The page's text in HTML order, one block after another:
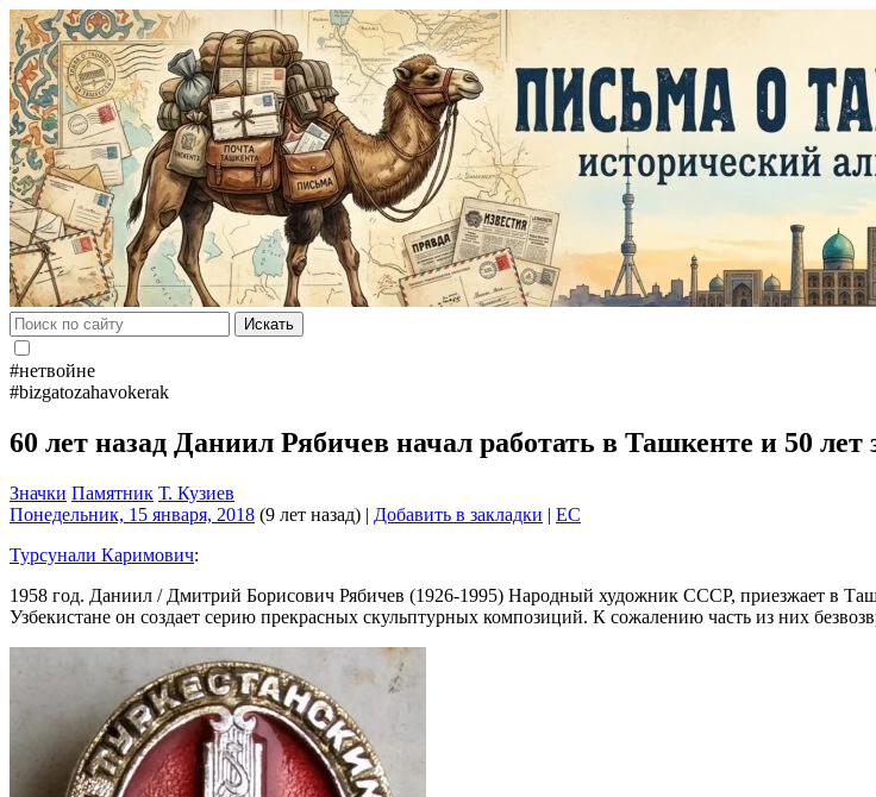
Искать
#нетвойне
#bizgatozahavokerak
60 лет назад Даниил Рябичев начал работать в Ташкенте и 50 лет
Значки Памятник Т. Кузиев
Понедельник, 15 января, 2018 (9 лет назад) | Добавить в закладки | EC
Турсунали Каримович:
1958 год. Даниил / Дмитрий Борисович Рябичев (1926-1995) Народный художник СССР, приезжает в
Узбекистане он создает серию прекрасных скульптурных композиций. К сожалению часть из них